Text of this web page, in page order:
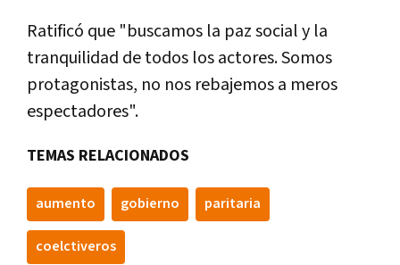
Ratificó que "buscamos la paz social y la
tranquilidad de todos los actores. Somos
protagonistas, no nos rebajemos a meros
espectadores".
TEMAS RELACIONADOS
aumento gobierno paritaria
coelctiveros